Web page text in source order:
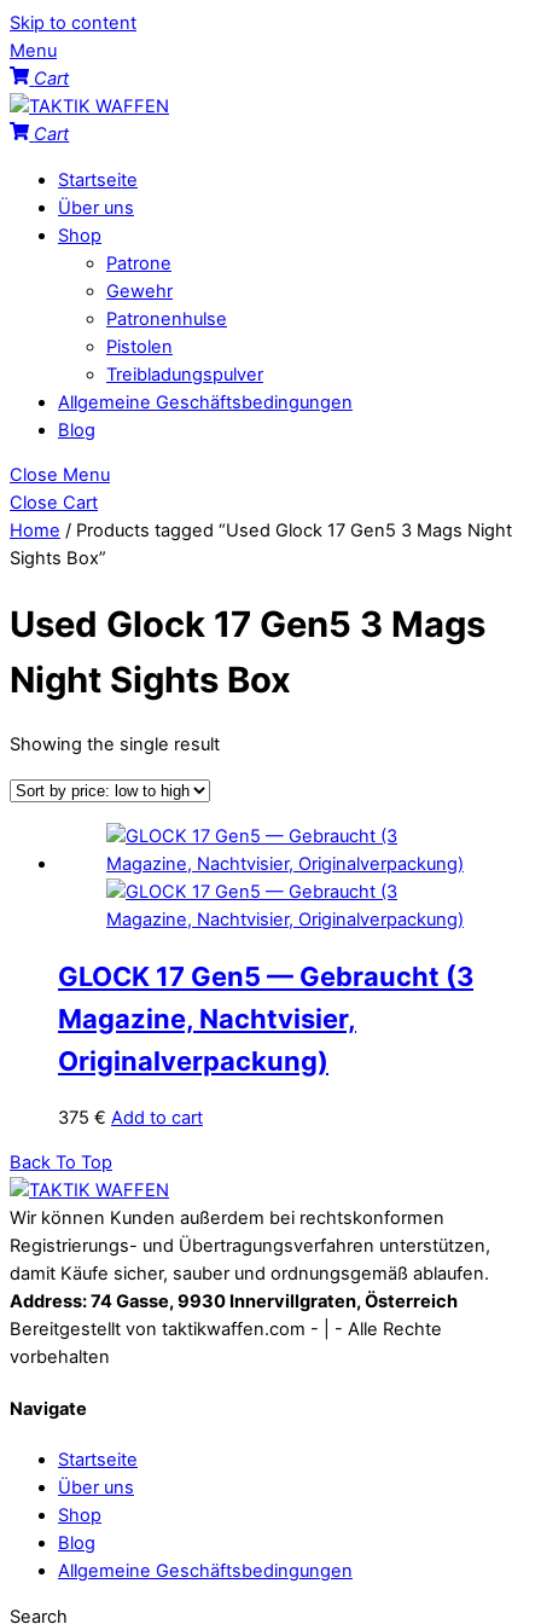
Skip to content
Menu
Cart
Cart
Startseite
Über uns
Shop
Patrone
Gewehr
Patronenhulse
Pistolen
Treibladungspulver
Allgemeine Geschäftsbedingungen
Blog
Close Menu
Close Cart
Home / Products tagged “Used Glock 17 Gen5 3 Mags Night
Sights Box”
Used Glock 17 Gen5 3 Mags
Night Sights Box
Showing the single result
GLOCK 17 Gen5 — Gebraucht (3
Magazine, Nachtvisier,
Originalverpackung)
375 € Add to cart
Back To Top
Wir können Kunden außerdem bei rechtskonformen
Registrierungs- und Übertragungsverfahren unterstützen,
damit Käufe sicher, sauber und ordnungsgemäß ablaufen.
Address: 74 Gasse, 9930 Innervillgraten, Österreich
Bereitgestellt von taktikwaffen.com - | - Alle Rechte
vorbehalten
Navigate
Startseite
Über uns
Shop
Blog
Allgemeine Geschäftsbedingungen
Search